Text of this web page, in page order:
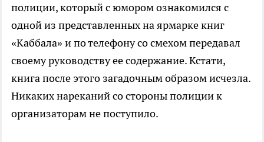
полиции, который с юмором ознакомился с
одной из представленных на ярмарке книг
«Каббала» и по телефону со смехом передавал
своему руководству ее содержание. Кстати,
книга после этого загадочным образом исчезла.
Никаких нареканий со стороны полиции к
организаторам не поступило.